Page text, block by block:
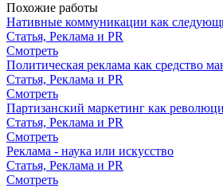
Похожие работы
Нативные коммуникации как
Статья, Реклама и PR
Смотреть
Политическая реклама как средство
Статья, Реклама и PR
Смотреть
Партизанский маркетинг как
Статья, Реклама и PR
Смотреть
Реклама - наука или искусство
Статья, Реклама и PR
Смотреть